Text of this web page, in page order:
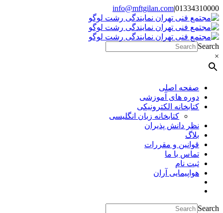
Skip
to
content
01334310000
|
info@mftgilan.com
Instagram
LinkedIn
Search
×
صفحه اصلی
دوره های آموزشی
کتابخانه الکترونیکی
کتابخانه زبان انگلیسی
نظر دانش پذیران
بلاگ
قوانین و مقررات
تماس با ما
ثبت نام
هواپیمایی آران
Search